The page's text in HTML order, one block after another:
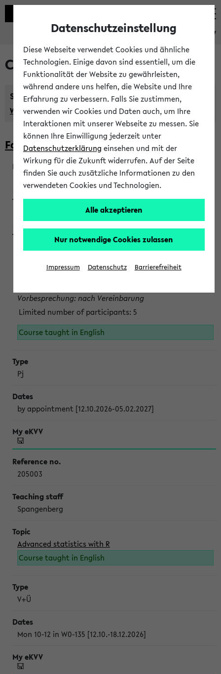
eKVV
Courses taught in English
Semester:
WiSe 2026/2027 SoSe 2026 Previous...
Faculty of Biology
200923
Wendisch, Peters-Wendisch, Stegelmann
Projektmodul "Bakterielle Biotechnologie"
Persönliche Anmeldung beim Veranstalter ist unbedingt
Vorbesprechung: nach Vereinbarung
Limited number of participants: 5
Course taught in English
Pj
by appointment [12.10.2026-05.02.2027]
205003
Spangenberg
Advanced statistics with R
Course taught in English
V+Ü
Mon 10-12 in W0-135 [12.10.-18.12.2026]
Datenschutzeinstellung
Diese Webseite verwendet Cookies und ähnliche
Technologien. Einige davon sind essentiell, um die
Funktionalität der Website zu gewährleisten,
während andere uns helfen, die Website und Ihre
Erfahrung zu verbessern. Falls Sie zustimmen,
verwenden wir Cookies und Daten auch, um Ihre
Interaktionen mit unserer Webseite zu messen. Sie
können Ihre Einwilligung jederzeit unter
Datenschutzerklärung einsehen und mit der
Wirkung für die Zukunft widerrufen. Auf der Seite
finden Sie auch zusätzliche Informationen zu den
verwendeten Cookies und Technologien.
Alle akzeptieren
Nur notwendige Cookies zulassen
Impressum Datenschutz Barrierefreiheit